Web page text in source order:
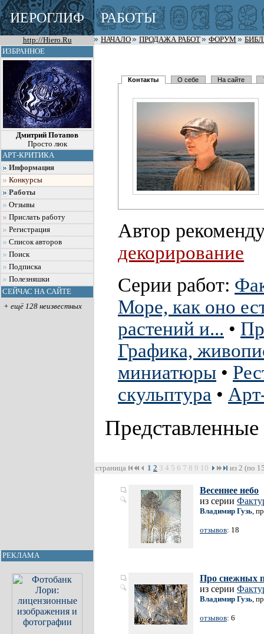
ИЕРОГЛИФ РАБОТЫ
http://Hiero.Ru НАЧАЛО ПРОДАЖА РАБОТ ФОРУМ
ИЗБРАННОЕ
Дмитрий Потапов
Просто люк
АРТ-КРИТИКА
Информация
Конкурсы
Работы
Отзывы
Прислать работу
Регистрация
Список авторов
Поиск
Подписка
Полезняшки
СЕЙЧАС НА САЙТЕ
+ ещё 128 неизвестных
РЕКЛАМА
Контакты О себе На сайте
Автор
декорирование
Серии работ:
Море, как оно
растений и... •
Графика,
миниатюры •
скульптура •
страница 1 2 3 4 5 6 7 8 9 10 из 2 (по
Весеннее небо
из серии
Владимир Гузь,
отзывов: 18
Про снежных
из серии
Владимир Гузь,
отзывов: 6